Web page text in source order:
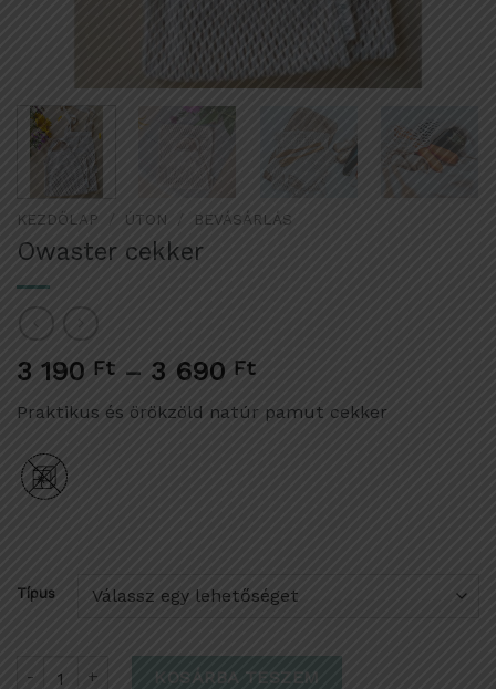
KEZDŐLAP / ÚTON / BEVÁSÁRLÁS
Owaster cekker
3 190 Ft – 3 690 Ft
Praktikus és örökzöld natúr pamut cekker
Típus
Owaster cekker mennyiségKOSÁRBA TESZEM